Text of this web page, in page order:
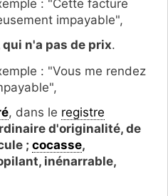
: "Cette facture
impayable",
n'a pas de prix.
: "Vous me rendez
, dans le registre
d'originalité, de
; cocasse,
inénarrable,